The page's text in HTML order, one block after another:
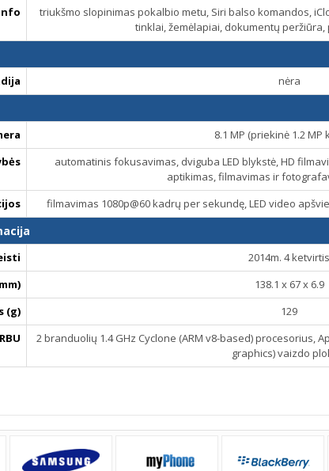
triukšmo slopinimas pokalbio metu, Siri balso komandos,
tinklai, žemėlapiai, dokumentų
nėra
8.1 MP (priekinė 1.2 MP
automatinis fokusavimas, dviguba LED blykstė, HD
aptikimas, filmavimas ir
filmavimas 1080p@60 kadrų per sekundę, LED video
2014m. 4 ketvirtis
138.1 x 67 x 6.9
(g)
129
2 branduolių 1.4 GHz Cyclone (ARM v8-based) procesorius,
graphics) vaizdo